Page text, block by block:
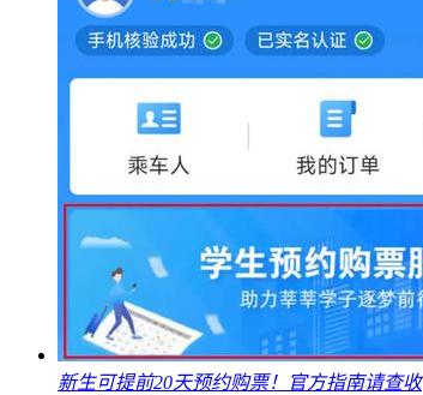
新生可提前20天预约购票！官方指南请查收